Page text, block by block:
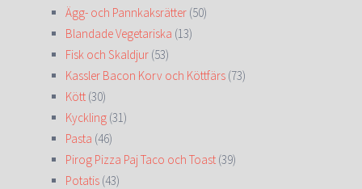
Ägg- och Pannkaksrätter (50)
Blandade Vegetariska (13)
Fisk och Skaldjur (53)
Kassler Bacon Korv och Köttfärs (73)
Kött (30)
Kyckling (31)
Pasta (46)
Pirog Pizza Paj Taco och Toast (39)
Potatis (43)